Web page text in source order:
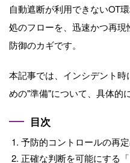
⾃動遮断が利⽤できないOT
処のフローを、迅速かつ再現
防御のカギです。
本記事では、インシデント
めの"準備"について、具体的
目次
予防的コントロールの再
正確な判断を可能にする